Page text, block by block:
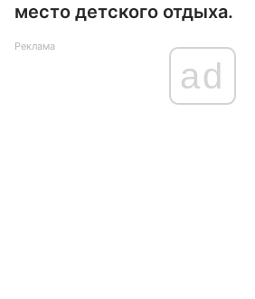
место детского отдыха.
Реклама
ad